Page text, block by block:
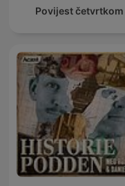
Povijest četvrtkom